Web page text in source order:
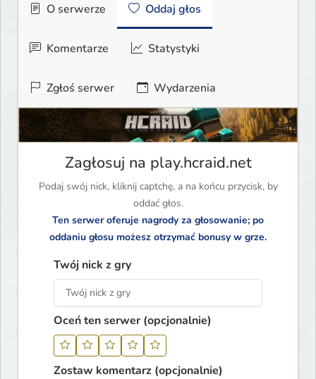
O serwerze Oddaj głos
Komentarze Statystyki
Zgłoś serwer Wydarzenia
Zagłosuj na play.hcraid.net
Podaj swój nick, kliknij captchę, a na końcu przycisk, by
oddać głos.
Ten serwer oferuje nagrody za głosowanie; po
oddaniu głosu możesz otrzymać bonusy w grze.
Twój nick z gry
Oceń ten serwer (opcjonalnie)
Zostaw komentarz (opcjonalnie)